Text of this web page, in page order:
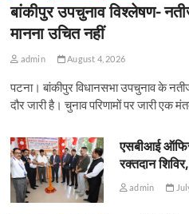
बांकीपुर उपचुनाव विश्लेषण-
मानना उचित नहीं
admin August 4, 2026
पटना। बांकीपुर विधानसभा उपचुनाव के
दौर जारी है। चुनाव परिणामों पर जारी एक
एसबीआई
रक्तदान
admin